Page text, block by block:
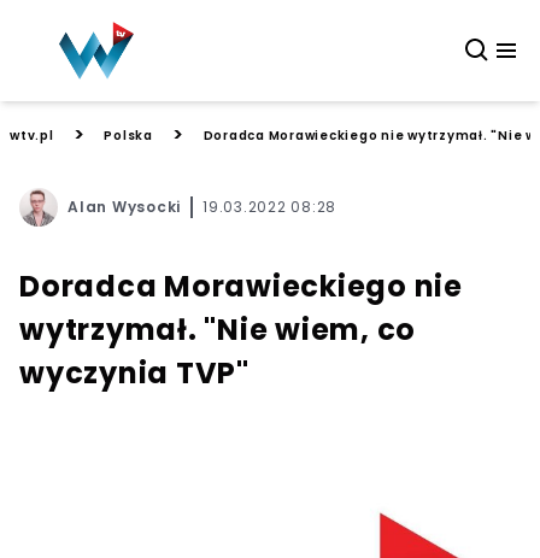
wtv.pl > Polska > Doradca Morawieckiego nie wytrzymał. "Nie
Alan Wysocki 19.03.2022 08:28
Doradca Morawieckiego nie
wytrzymał. "Nie wiem, co
wyczynia TVP"